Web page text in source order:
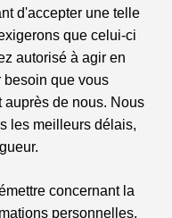
d'accepter une telle
que celui-ci
autorisé à agir en
besoin que vous
auprès de nous. Nous
les meilleurs délais,
concernant la
personnelles,